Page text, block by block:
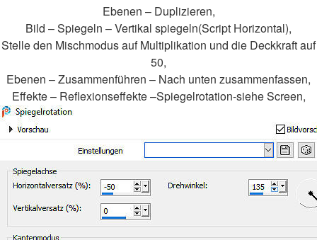
Ebenen – Duplizieren,
Bild – Spiegeln – Vertikal spiegeln(Script Horizontal),
Stelle den Mischmodus auf Multiplikation und die Deckkraft auf
50,
Ebenen – Zusammenführen – Nach unten zusammenfassen,
Effekte – Reflexionseffekte –Spiegelrotation-siehe Screen,